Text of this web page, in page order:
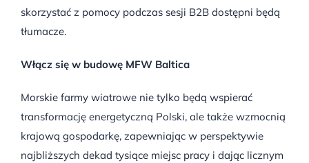
skorzystać z pomocy podczas sesji B2B dostępni będą
tłumacze.
Włącz się w budowę MFW Baltica
Morskie farmy wiatrowe nie tylko będą wspierać
transformację energetyczną Polski, ale także wzmocnią
krajową gospodarkę, zapewniając w perspektywie
najbliższych dekad tysiące miejsc pracy i dając licznym